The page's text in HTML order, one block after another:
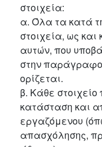
στοιχεία:
α. Όλα τα κατά
στοιχεία, ως
αυτών, που
στην παράγραφο
ορίζεται.
β. Κάθε
κατάσταση και
εργαζόμενου
απασχόλησης,